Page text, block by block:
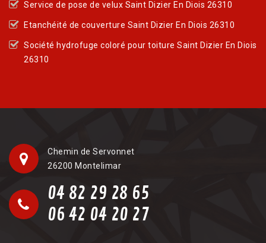
Service de pose de velux Saint Dizier En Diois 26310
Etanchéité de couverture Saint Dizier En Diois 26310
Société hydrofuge coloré pour toiture Saint Dizier En Diois
26310
Chemin de Servonnet
26200 Montelimar
04 82 29 28 65
06 42 04 20 27